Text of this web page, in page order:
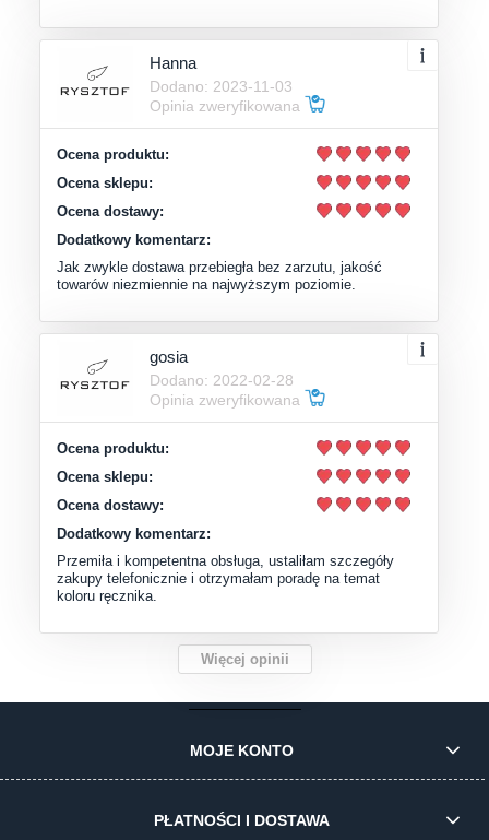
Hanna
Dodano: 2023-11-03
Opinia zweryfikowana
Ocena produktu:
Ocena sklepu:
Ocena dostawy:
Dodatkowy komentarz:
Jak zwykle dostawa przebiegła bez zarzutu, jakość
towarów niezmiennie na najwyższym poziomie.
gosia
Dodano: 2022-02-28
Opinia zweryfikowana
Ocena produktu:
Ocena sklepu:
Ocena dostawy:
Dodatkowy komentarz:
Przemiła i kompetentna obsługa, ustaliłam szczegóły
zakupy telefonicznie i otrzymałam poradę na temat
koloru ręcznika.
Więcej opinii
MOJE KONTO
PŁATNOŚCI I DOSTAWA